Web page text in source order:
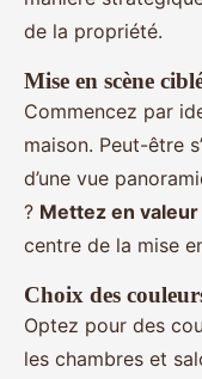
de la propriété.
Mise en scène
Commencez par
maison. Peut-être
d’une vue
? Mettez en
centre de la mise
Choix des
Optez pour des
les chambres et